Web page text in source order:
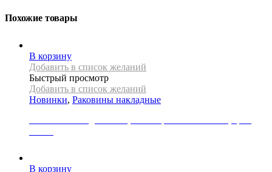
Похожие товары
В корзину
Добавить в список желаний
Быстрый просмотр
Добавить в список желаний
Новинки, Раковины накладные
В корзину